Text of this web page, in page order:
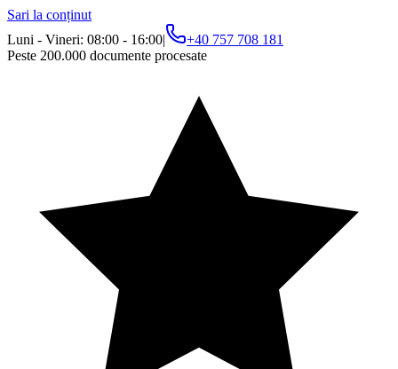
Sari la conținut
Luni - Vineri: 08:00 - 16:00|
+40 757 708 181
Peste 200.000 documente procesate